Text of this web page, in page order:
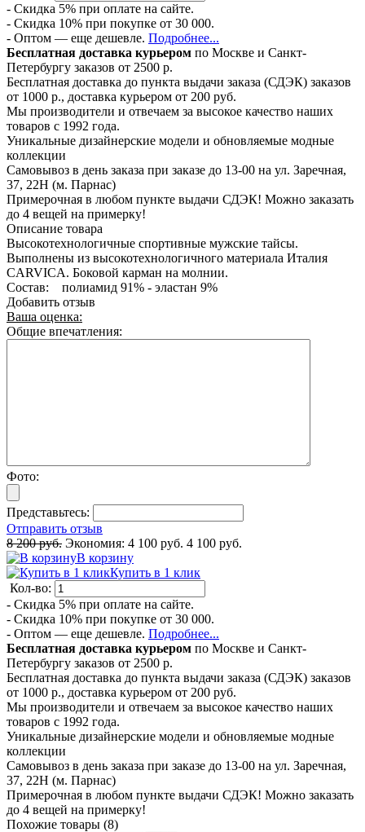
- Скидка 5% при оплате на сайте.
- Скидка 10% при покупке от 30 000.
- Оптом — еще дешевле. Подробнее...
Бесплатная доставка курьером по Москве и Санкт-
Петербургу заказов от 2500 р.
Бесплатная доставка до пункта выдачи заказа (СДЭК) заказов
от 1000 р., доставка курьером от 200 руб.
Мы производители и отвечаем за высокое качество наших
товаров с 1992 года.
Уникальные дизайнерские модели и обновляемые модные
коллекции
Самовывоз в день заказа при заказе до 13-00 на ул. Заречная,
37, 22Н (м. Парнас)
Примерочная в любом пункте выдачи СДЭК! Можно заказать
до 4 вещей на примерку!
Описание товара
Высокотехнологичные спортивные мужские тайсы.
Выполнены из высокотехнологичного материала Италия
CARVICA. Боковой карман на молнии.
Состав: полиамид 91% - эластан 9%
Добавить отзыв
Ваша оценка:
Общие впечатления:
Фото:
Представьтесь:
Отправить отзыв
8 200 руб. Экономия: 4 100 руб. 4 100 руб.
В корзину
Купить в 1 клик
Кол-во:
- Скидка 5% при оплате на сайте.
- Скидка 10% при покупке от 30 000.
- Оптом — еще дешевле. Подробнее...
Бесплатная доставка курьером по Москве и Санкт-
Петербургу заказов от 2500 р.
Бесплатная доставка до пункта выдачи заказа (СДЭК) заказов
от 1000 р., доставка курьером от 200 руб.
Мы производители и отвечаем за высокое качество наших
товаров с 1992 года.
Уникальные дизайнерские модели и обновляемые модные
коллекции
Самовывоз в день заказа при заказе до 13-00 на ул. Заречная,
37, 22Н (м. Парнас)
Примерочная в любом пункте выдачи СДЭК! Можно заказать
до 4 вещей на примерку!
Похожие товары (8)